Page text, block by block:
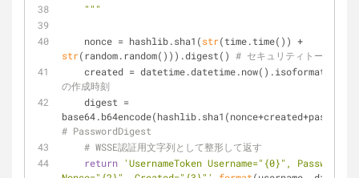
    """
    nonce = hashlib.sha1(
str
str(random.random())).digest() # セキュリティトークン
    created = datetime.datetime.now().isoformat() +
の作成時刻
# PasswordDigest
# WSSE認証用文字列として整形して返す
return 'UsernameToken Username="{0}",